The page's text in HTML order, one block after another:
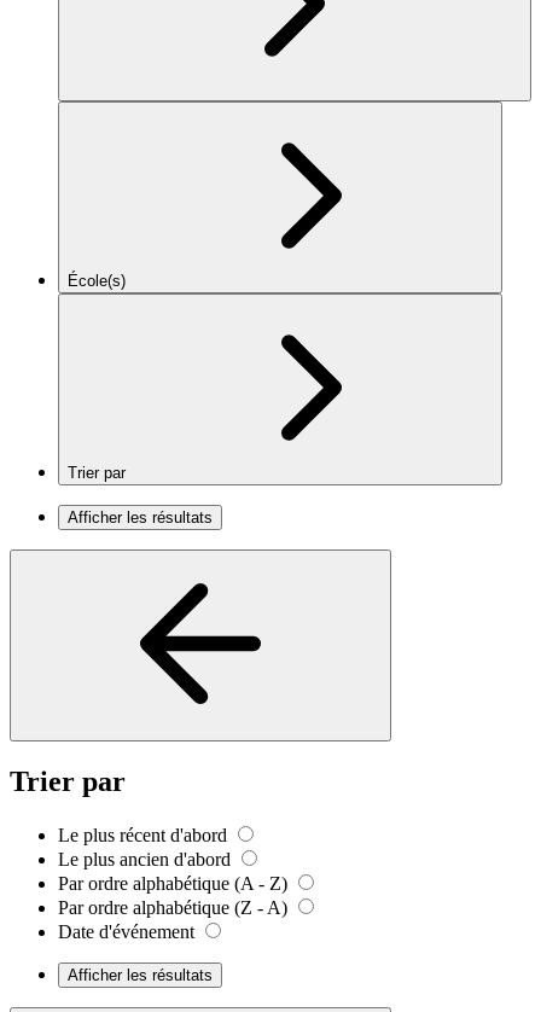
École(s)
Trier par
Afficher les résultats
Trier par
Le plus récent d'abord
Le plus ancien d'abord
Par ordre alphabétique (A - Z)
Par ordre alphabétique (Z - A)
Date d'événement
Afficher les résultats